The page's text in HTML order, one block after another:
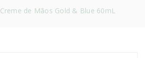
Creme de Mãos Gold & Blue 60mL